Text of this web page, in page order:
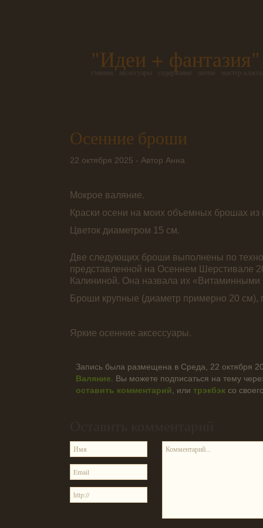
"Идеи + фантазия"
главная аксессуары содержание шитье мастер-
Осенние броши
22 октября 2025 - Автор Анна
Мокрое валяние.
Краски осени на моих объемных брошах из
Цветок диаметром 15 см.
Две следующих броши выполнены по
представленной на Осеннем Шерстивале
Калининой. Она назвала их «Витаминными
Броши крупные (диаметр примерно 20
Яркие осенние аксессуары.
Запись была размещена в Среда, 22 октября
Валяние. Вы можете подписаться на тему
оставить комментарий, или трэкбэк со